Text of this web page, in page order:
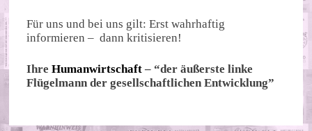
Für uns und bei uns gilt: Erst wahrhaftig
informieren – dann kritisieren!
IhreHumanwirtschaft – “der äußerste linke
Flügelmann der gesellschaftlichen Entwicklung”